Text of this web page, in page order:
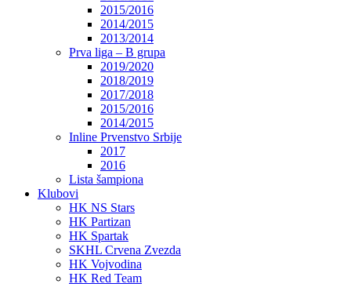
2015/2016
2014/2015
2013/2014
Prva liga – B grupa
2019/2020
2018/2019
2017/2018
2015/2016
2014/2015
Inline Prvenstvo Srbije
2017
2016
Lista šampiona
Klubovi
HK NS Stars
HK Partizan
HK Spartak
SKHL Crvena Zvezda
HK Vojvodina
HK Red Team